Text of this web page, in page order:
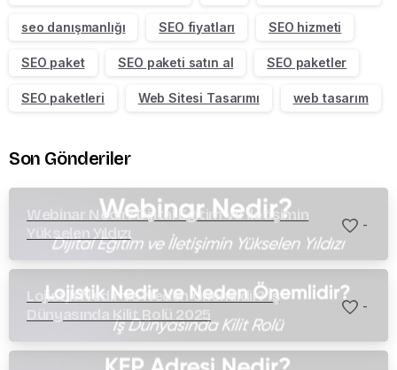
seo danışmanlığı SEO fiyatları SEO hizmeti
SEO paket SEO paketi satın al SEO paketler
SEO paketleri Web Sitesi Tasarımı web tasarım
Son Gönderiler
Webinar Nedir? Dijital Eğitim ve İletişimin
Yükselen Yıldızı
-
Lojistik Nedir ve Neden Önemlidir? İş
Dünyasında Kilit Rolü 2025
-